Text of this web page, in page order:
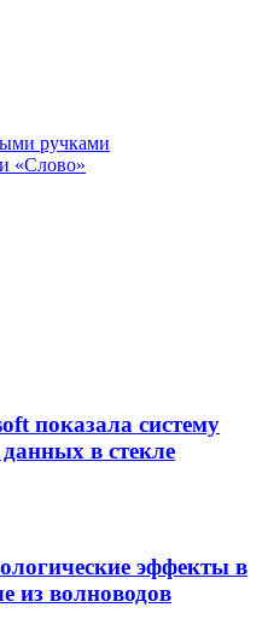
ручками
«Слово»
показала систему
в стекле
эффекты в
из волноводов